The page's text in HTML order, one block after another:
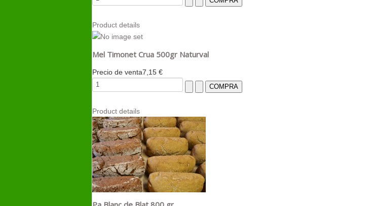
Product details
Mel Timonet Crua 500gr Naturval
Precio de venta7,15 €
Product details